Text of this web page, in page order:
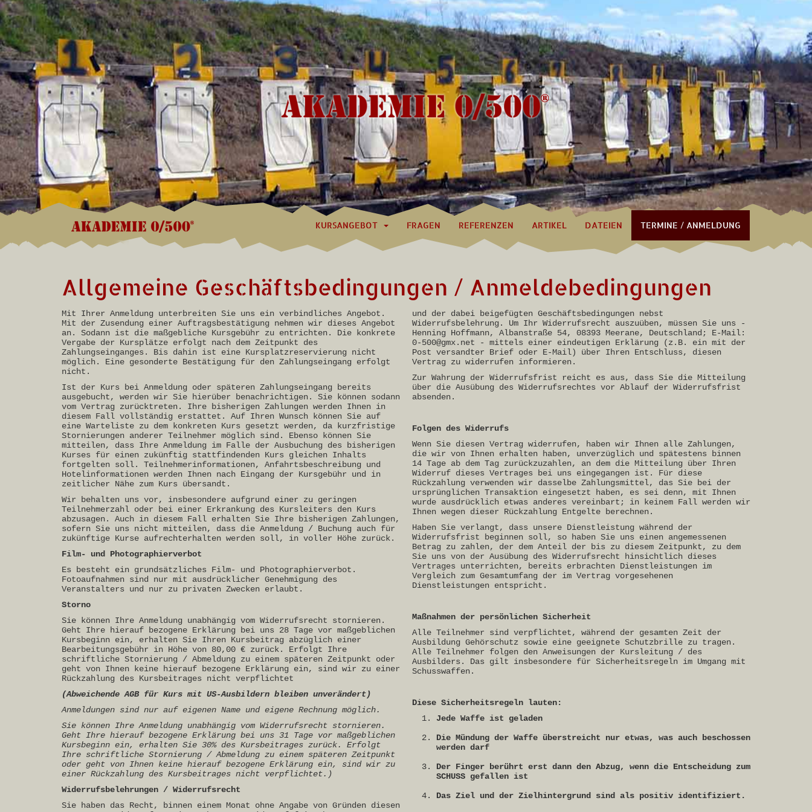
KURSANGEBOT FRAGEN REFERENZEN ARTIKEL DATEIEN TERMINE / ANMELDUNG
Allgemeine Geschäftsbedingungen / Anmeldebedingungen
Mit Ihrer Anmeldung unterbreiten Sie uns ein verbindliches Angebot.
Mit der Zusendung einer Auftragsbestätigung nehmen wir dieses Angebot
an. Sodann ist die maßgebliche Kursgebühr zu entrichten. Die konkrete
Vergabe der Kursplätze erfolgt nach dem Zeitpunkt des
Zahlungseinganges. Bis dahin ist eine Kursplatzreservierung nicht
möglich. Eine gesonderte Bestätigung für den Zahlungseingang erfolgt
nicht.
Ist der Kurs bei Anmeldung oder späteren Zahlungseingang bereits
ausgebucht, werden wir Sie hierüber benachrichtigen. Sie können sodann
vom Vertrag zurücktreten. Ihre bisherigen Zahlungen werden Ihnen in
diesem Fall vollständig erstattet. Auf Ihren Wunsch können Sie auf
eine Warteliste zu dem konkreten Kurs gesetzt werden, da kurzfristige
Stornierungen anderer Teilnehmer möglich sind. Ebenso können Sie
mitteilen, dass Ihre Anmeldung im Falle der Ausbuchung des bisherigen
Kurses für einen zukünftig stattfindenden Kurs gleichen Inhalts
fortgelten soll. Teilnehmerinformationen, Anfahrtsbeschreibung und
Hotelinformationen werden Ihnen nach Eingang der Kursgebühr und in
zeitlicher Nähe zum Kurs übersandt.
Wir behalten uns vor, insbesondere aufgrund einer zu geringen
Teilnehmerzahl oder bei einer Erkrankung des Kursleiters den Kurs
abzusagen. Auch in diesem Fall erhalten Sie Ihre bisherigen Zahlungen,
sofern Sie uns nicht mitteilen, dass die Anmeldung / Buchung auch für
zukünftige Kurse aufrechterhalten werden soll, in voller Höhe zurück.
Film- und Photographierverbot
Es besteht ein grundsätzliches Film- und Photographierverbot.
Fotoaufnahmen sind nur mit ausdrücklicher Genehmigung des
Veranstalters und nur zu privaten Zwecken erlaubt.
Storno
Sie können Ihre Anmeldung unabhängig vom Widerrufsrecht stornieren.
Geht Ihre hierauf bezogene Erklärung bei uns 28 Tage vor maßgeblichen
Kursbeginn ein, erhalten Sie Ihren Kursbeitrag abzüglich einer
Bearbeitungsgebühr in Höhe von 80,00 € zurück. Erfolgt Ihre
schriftliche Stornierung / Abmeldung zu einem späteren Zeitpunkt oder
geht von Ihnen keine hierauf bezogene Erklärung ein, sind wir zu einer
Rückzahlung des Kursbeitrages nicht verpflichtet
(Abweichende AGB für Kurs mit US-Ausbildern bleiben unverändert)
Anmeldungen sind nur auf eigenen Name und eigene Rechnung möglich.
Sie können Ihre Anmeldung unabhängig vom Widerrufsrecht stornieren.
Geht Ihre hierauf bezogene Erklärung bei uns 31 Tage vor maßgeblichen
Kursbeginn ein, erhalten Sie 30% des Kursbeitrages zurück. Erfolgt
Ihre schriftliche Stornierung / Abmeldung zu einem späteren Zeitpunkt
oder geht von Ihnen keine hierauf bezogene Erklärung ein, sind wir zu
einer Rückzahlung des Kursbeitrages nicht verpflichtet.)
Widerrufsbelehrungen / Widerrufsrecht
Sie haben das Recht, binnen einem Monat ohne Angabe von Gründen diesen
und der dabei beigefügten Geschäftsbedingungen nebst
Widerrufsbelehrung. Um Ihr Widerrufsrecht auszuüben, müssen Sie uns -
Henning Hoffmann, Albanstraße 54, 08393 Meerane, Deutschland; E-Mail:
0-500@gmx.net - mittels einer eindeutigen Erklärung (z.B. ein mit der
Post versandter Brief oder E-Mail) über Ihren Entschluss, diesen
Vertrag zu widerrufen informieren.
Zur Wahrung der Widerrufsfrist reicht es aus, dass Sie die Mitteilung
über die Ausübung des Widerrufsrechtes vor Ablauf der Widerrufsfrist
absenden.
Folgen des Widerrufs
Wenn Sie diesen Vertrag widerrufen, haben wir Ihnen alle Zahlungen,
die wir von Ihnen erhalten haben, unverzüglich und spätestens binnen
14 Tage ab dem Tag zurückzuzahlen, an dem die Mitteilung über Ihren
Widerruf dieses Vertrages bei uns eingegangen ist. Für diese
Rückzahlung verwenden wir dasselbe Zahlungsmittel, das Sie bei der
ursprünglichen Transaktion eingesetzt haben, es sei denn, mit Ihnen
wurde ausdrücklich etwas anderes vereinbart; in keinem Fall werden wir
Ihnen wegen dieser Rückzahlung Entgelte berechnen.
Haben Sie verlangt, dass unsere Dienstleistung während der
Widerrufsfrist beginnen soll, so haben Sie uns einen angemessenen
Betrag zu zahlen, der dem Anteil der bis zu diesem Zeitpunkt, zu dem
Sie uns von der Ausübung des Widerrufsrecht hinsichtlich dieses
Vertrages unterrichten, bereits erbrachten Dienstleistungen im
Vergleich zum Gesamtumfang der im Vertrag vorgesehenen
Dienstleistungen entspricht.
Maßnahmen der persönlichen Sicherheit
Alle Teilnehmer sind verpflichtet, während der gesamten Zeit der
Ausbildung Gehörschutz sowie eine geeignete Schutzbrille zu tragen.
Alle Teilnehmer folgen den Anweisungen der Kursleitung / des
Ausbilders. Das gilt insbesondere für Sicherheitsregeln im Umgang mit
Schusswaffen.
Diese Sicherheitsregeln lauten:
Jede Waffe ist geladen
Die Mündung der Waffe überstreicht nur etwas, was auch beschossen
werden darf
Der Finger berührt erst dann den Abzug, wenn die Entscheidung zum
SCHUSS gefallen ist
Das Ziel und der Zielhintergrund sind als positiv identifiziert.